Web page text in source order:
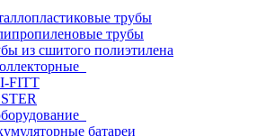
трубы
трубы
из сшитого полиэтилена
FITT
батареи